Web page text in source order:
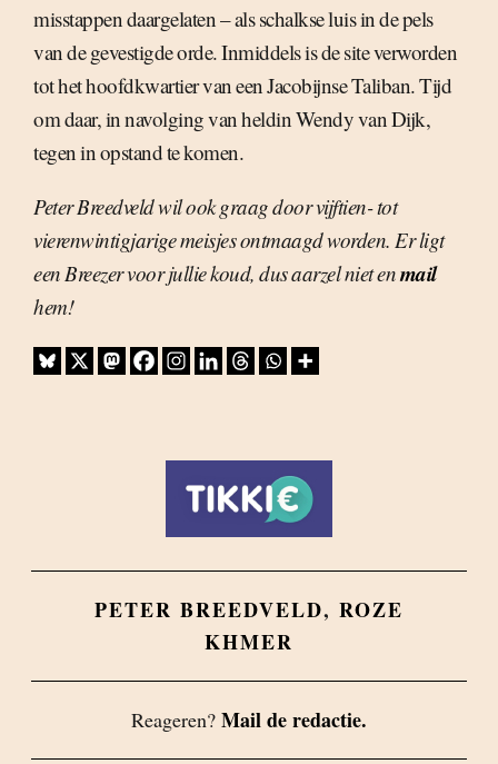
misstappen daargelaten – als schalkse luis in de pels
van de gevestigde orde. Inmiddels is de site verworden
tot het hoofdkwartier van een Jacobijnse Taliban. Tijd
om daar, in navolging van heldin Wendy van Dijk,
tegen in opstand te komen.
Peter Breedveld wil ook graag door vijftien- tot
vierenwintigjarige meisjes ontmaagd worden. Er ligt
een Breezer voor jullie koud, dus aarzel niet enmail
hem!
PETER BREEDVELD, ROZE
KHMER
Reageren? Mail de redactie.